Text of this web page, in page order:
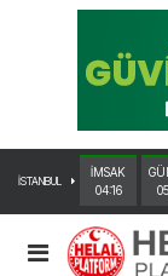
İSTANBUL
İMSAK
04:16